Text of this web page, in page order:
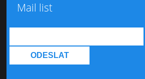
Mail list